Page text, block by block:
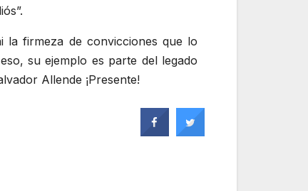
.
la firmeza de convicciones que lo
su ejemplo es parte del legado
Allende ¡Presente!